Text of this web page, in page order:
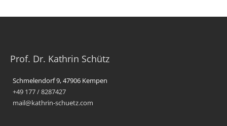
Prof. Dr. Kathrin Schütz
Schmelendorf 9, 47906 Kempen
+49 177 / 8287427
mail@kathrin-schuetz.com